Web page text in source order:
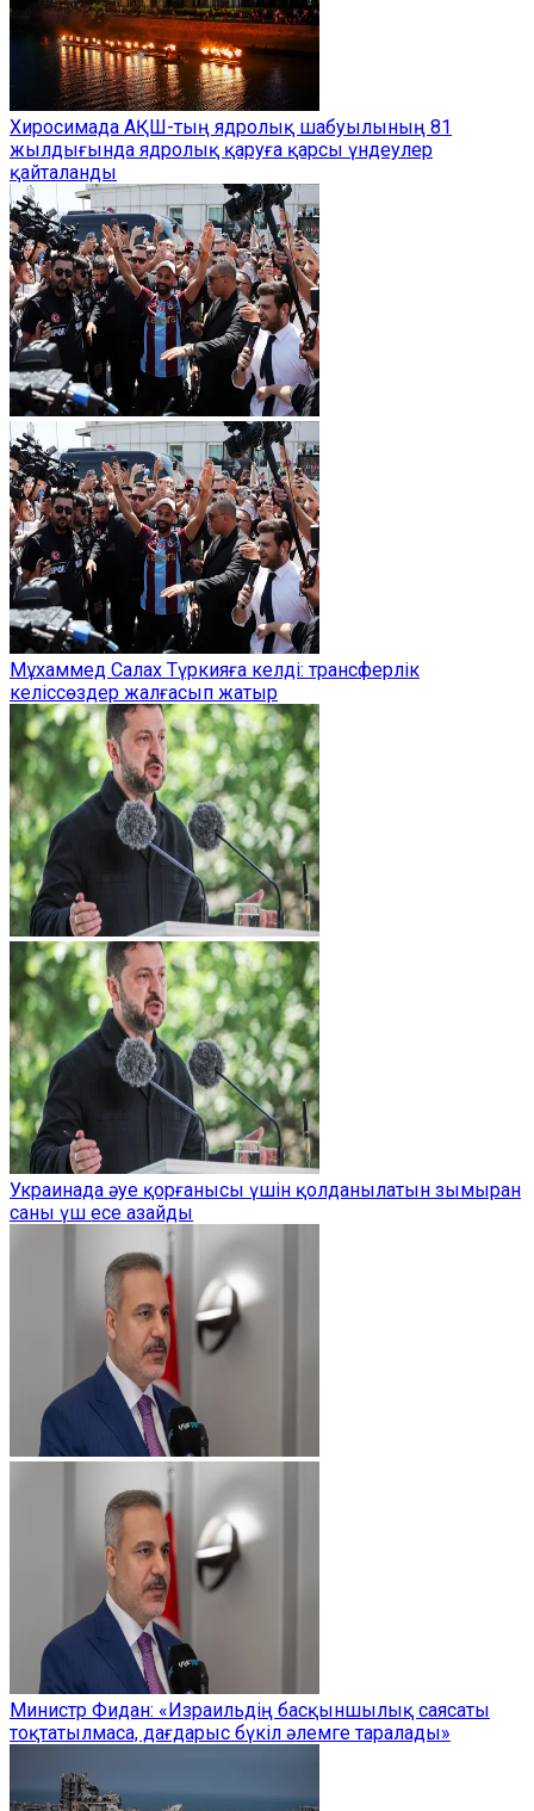
Хиросимада АҚШ-тың ядролық шабуылының 81
жылдығында ядролық қаруға қарсы үндеулер
қайталанды
Мұхаммед Салах Түркияға келді: трансферлік
келіссөздер жалғасып жатыр
Украинада әуе қорғанысы үшін қолданылатын зымыран
саны үш есе азайды
Министр Фидан: «Израильдің басқыншылық саясаты
тоқтатылмаса, дағдарыс бүкіл әлемге таралады»